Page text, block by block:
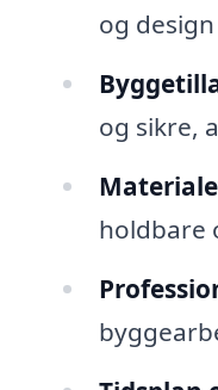
og
og sikre,
holdbare